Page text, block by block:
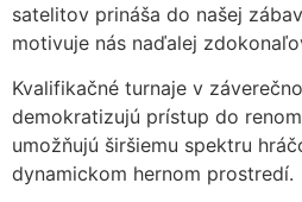
satelitov prináša do našej
motivuje nás naďalej
Kvalifikačné turnaje v
demokratizujú prístup do
umožňujú širšiemu spektru
dynamickom hernom prostredí.